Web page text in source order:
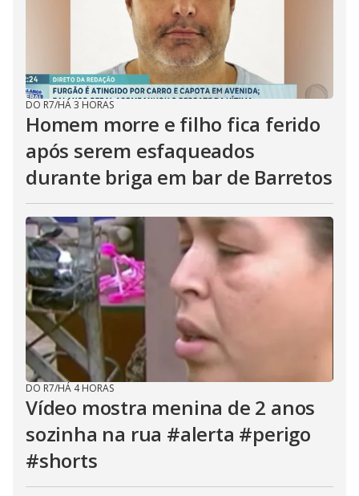
DO R7/HÁ 3 HORAS
Homem morre e filho fica ferido
após serem esfaqueados
durante briga em bar de Barretos
DO R7/HÁ 4 HORAS
Vídeo mostra menina de 2 anos
sozinha na rua #alerta #perigo
#shorts